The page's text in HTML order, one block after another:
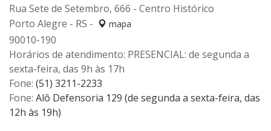
Rua Sete de Setembro, 666 - Centro Histórico
Porto Alegre - RS -
mapa
90010-190
Horários de atendimento: PRESENCIAL: de segunda a
sexta-feira, das 9h às 17h
Fone: (51) 3211-2233
Fone: Alô Defensoria 129 (de segunda a sexta-feira, das
12h às 19h)